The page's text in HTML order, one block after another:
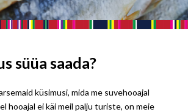
süüa saada?
küsimusi, mida me suvehooajal
hooajal ei käi meil palju turiste, on meie